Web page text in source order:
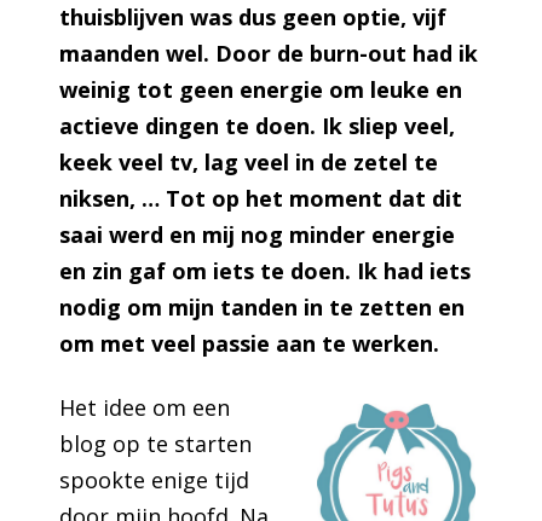
thuisblijven was dus geen optie, vijf
maanden wel. Door de burn-out had ik
weinig tot geen energie om leuke en
actieve dingen te doen. Ik sliep veel,
keek veel tv, lag veel in de zetel te
niksen, … Tot op het moment dat dit
saai werd en mij nog minder energie
en zin gaf om iets te doen. Ik had iets
nodig om mijn tanden in te zetten en
om met veel passie aan te werken.
Het idee om een
blog op te starten
spookte enige tijd